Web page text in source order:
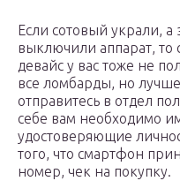
Если сотовый украли,
выключили аппарат, то
девайс у вас тоже не
все ломбарды, но
отправитесь в отдел
себе вам необходимо
удостоверяющие
того, что смартфон
номер, чек на покупку.